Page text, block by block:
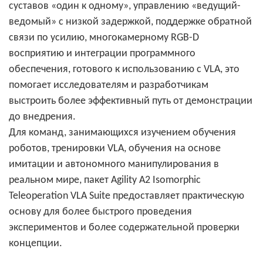
суставов «один к одному», управлению «ведущий-
ведомый» с низкой задержкой, поддержке обратной
связи по усилию, многокамерному RGB-D
восприятию и интеграции программного
обеспечения, готового к использованию с VLA, это
помогает исследователям и разработчикам
выстроить более эффективный путь от демонстрации
до внедрения.
Для команд, занимающихся изучением обучения
роботов, тренировки VLA, обучения на основе
имитации и автономного манипулирования в
реальном мире, пакет Agility A2 Isomorphic
Teleoperation VLA Suite предоставляет практическую
основу для более быстрого проведения
экспериментов и более содержательной проверки
концепции.